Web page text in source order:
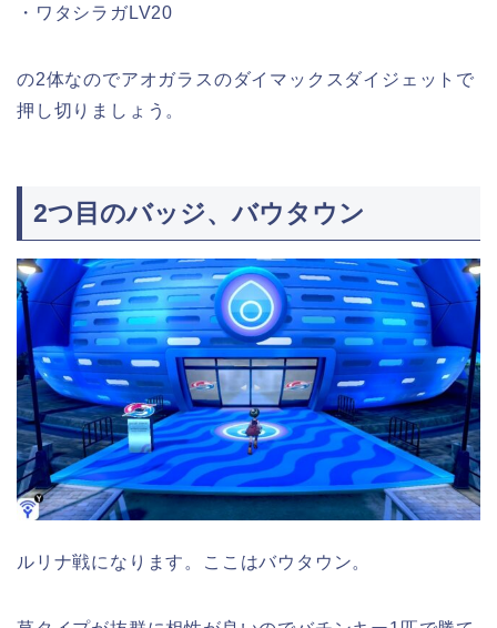
・ワタシラガLV20
の2体なのでアオガラスのダイマックスダイジェットで
押し切りましょう。
2つ目のバッジ、バウタウン
ルリナ戦になります。ここはバウタウン。